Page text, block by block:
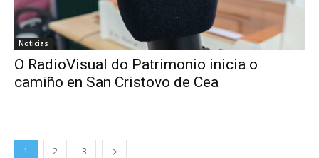
Noticias
O RadioVisual do Patrimonio inicia o
camiño en San Cristovo de Cea
1 2 3